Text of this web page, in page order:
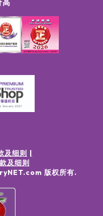
高
及细则
及细则
版权所有.